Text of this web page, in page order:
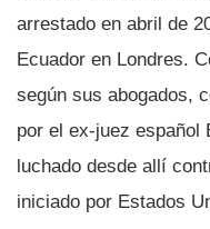
arrestado en abril de
Ecuador en Londres.
según sus abogados,
por el ex-juez español
luchado desde allí
iniciado por Estados